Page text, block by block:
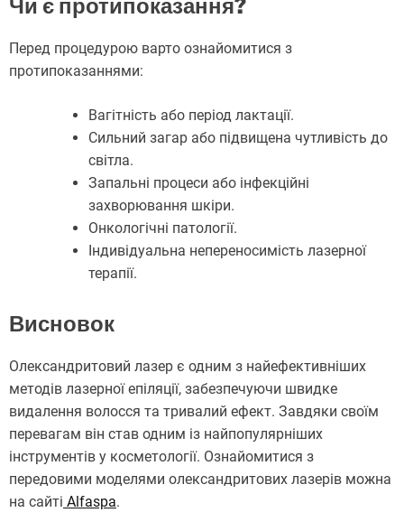
Чи є протипоказання?
Перед процедурою варто ознайомитися з
протипоказаннями:
Вагітність або період лактації.
Сильний загар або підвищена чутливість до
світла.
Запальні процеси або інфекційні
захворювання шкіри.
Онкологічні патології.
Індивідуальна непереносимість лазерної
терапії.
Висновок
Олександритовий лазер є одним з найефективніших
методів лазерної епіляції, забезпечуючи швидке
видалення волосся та тривалий ефект. Завдяки своїм
перевагам він став одним із найпопулярніших
інструментів у косметології. Ознайомитися з
передовими моделями олександритових лазерів можна
на сайті Alfaspa.